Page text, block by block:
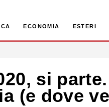
ECONOMIA ESTERI
si
(e dove